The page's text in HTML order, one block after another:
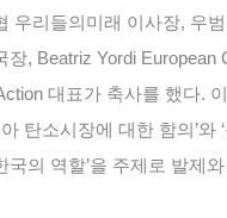
우리들의미래 이사장, 우
장, Beatriz Yordi European
대표가 축사를 했다.
탄소시장에 대한 함의’와
국의 역할’을 주제로 발제